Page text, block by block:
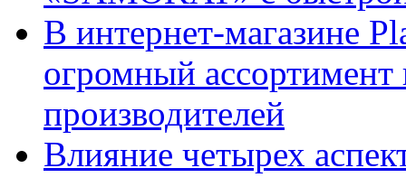
В интернет-магазине
огромный ассортимент
производителей
Влияние четырех